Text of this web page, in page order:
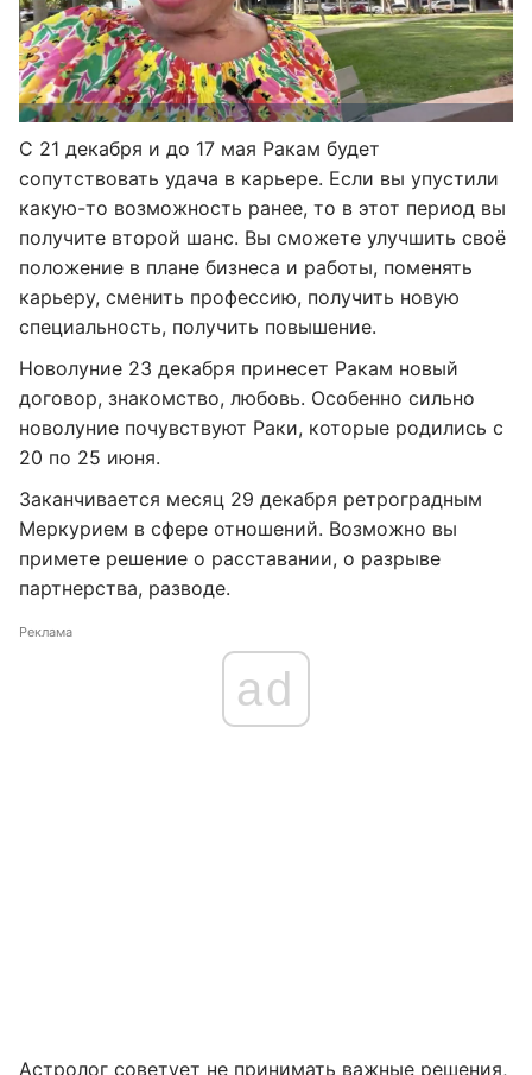
С 21 декабря и до 17 мая Ракам будет
сопутствовать удача в карьере. Если вы упустили
какую-то возможность ранее, то в этот период вы
получите второй шанс. Вы сможете улучшить своё
положение в плане бизнеса и работы, поменять
карьеру, сменить профессию, получить новую
специальность, получить повышение.
Новолуние 23 декабря принесет Ракам новый
договор, знакомство, любовь. Особенно сильно
новолуние почувствуют Раки, которые родились с
20 по 25 июня.
Заканчивается месяц 29 декабря ретроградным
Меркурием в сфере отношений. Возможно вы
примете решение о расставании, о разрыве
партнерства, разводе.
Реклама
ad
Астролог советует не принимать важные решения,